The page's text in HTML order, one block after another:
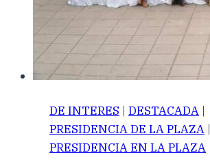
DE INTERES | DESTACADA |
PRESIDENCIA DE LA PLAZA |
PRESIDENCIA EN LA PLAZA